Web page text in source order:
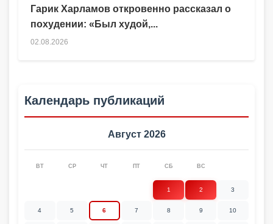
Гарик Харламов откровенно рассказал о
похудении: «Был худой,...
02.08.2026
Календарь публикаций
Август 2026
ВТ СР ЧТ ПТ СБ ВС
1 2 3
4 5 6 7 8 9 10